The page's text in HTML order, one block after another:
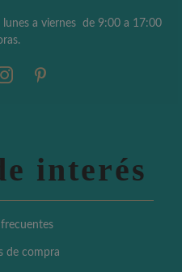
lunes a viernes de 9:00 a 17:00
interés
de compra